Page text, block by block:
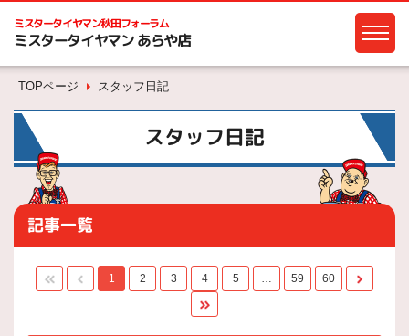
ミスタータイヤマン秋田フォーラム
ミスタータイヤマン あらや店
TOPページ スタッフ日記
スタッフ日記
記事一覧
1 2 3 4 5 … 59 60